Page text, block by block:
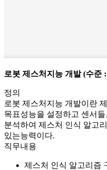
로봇 제스처지능 개발(수준
정의
로봇 제스처지능 개발이란
목표성능을 설정하고 센서
분석하여 제스처 인식 알고
있는능력이다.
직무내용
제스처 인식 알고리즘